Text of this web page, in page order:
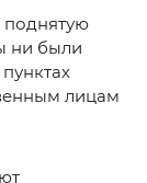
ни были
лицам